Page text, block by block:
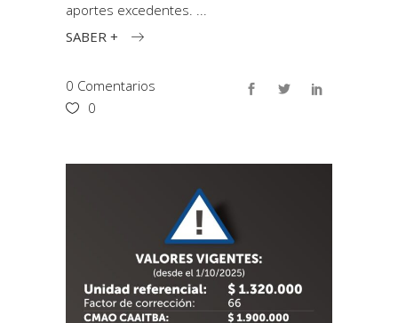
aportes excedentes.
SABER +
0 Comentarios
0